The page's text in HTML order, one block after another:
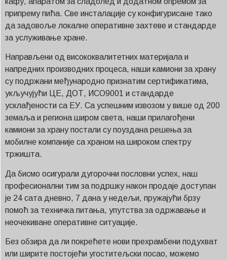
припрему пића. Све инсталације су конфигурисане тако
да задовоље локалне оперативне захтеве и стандарде
за услуживање хране.
Направљени од висококвалитетних материјала и
напредних производних процеса, наши камиони за храну
су подржани међународно признатим сертификатима,
укључујући ЦЕ, ДОТ, ИСО9001 и стандарде
усклађености са ЕУ. Са успешним извозом у више од 200
земаља и региона широм света, наши прилагођени
камиони за храну постали су поуздана решења за
мобилне компаније са храном на широком спектру
тржишта.
Да бисмо осигурали дугорочни пословни успех, наш
професионални тим за подршку након продаје доступан
је 24 сата дневно, 7 дана у недељи, пружајући брзу
помоћ за техничка питања, упутства за одржавање и
неочекиване оперативне ситуације.
Без обзира да ли покрећете нови прехрамбени подухват
или ширите постојећи угоститељски посао, можемо